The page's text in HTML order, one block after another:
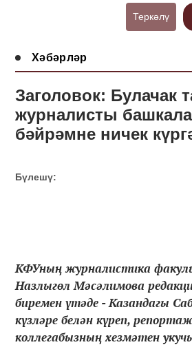
Теркәлү
Хәбәрләр
Заголовок: Булачак
журналисты
бәйрәмне ничек
Бүлешү:
КФУның журналистика
Назлыгөл Мәсәлимова
биремен үтәде - Казандагы
күзләре белән күреп,
коллегабызның хезмәтен